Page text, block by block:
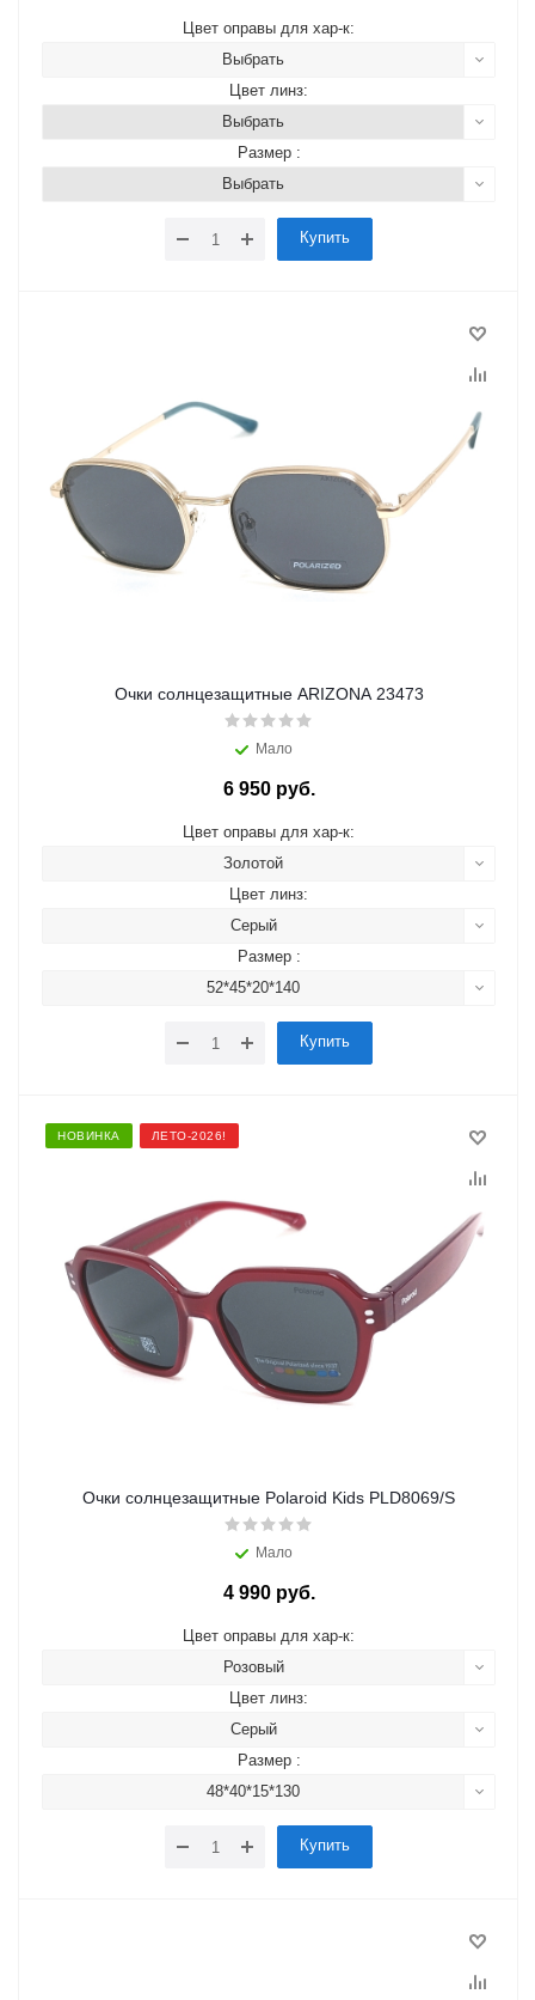
Цвет оправы для хар-к:
Выбрать
Цвет линз:
Выбрать
Размер :
Выбрать
Купить
Очки солнцезащитные ARIZONA 23473
Мало
6 950 руб.
Цвет оправы для хар-к:
Золотой
Цвет линз:
Серый
Размер :
52*45*20*140
Купить
НОВИНКА ЛЕТО-2026!
Очки солнцезащитные Polaroid Kids PLD8069/S
Мало
4 990 руб.
Цвет оправы для хар-к:
Розовый
Цвет линз:
Серый
Размер :
48*40*15*130
Купить